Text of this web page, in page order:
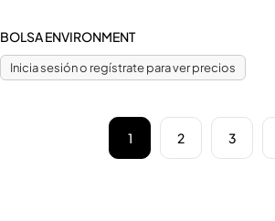
BOLSA ENVIRONMENT
Inicia sesión o regístrate para ver precios
1 2 3